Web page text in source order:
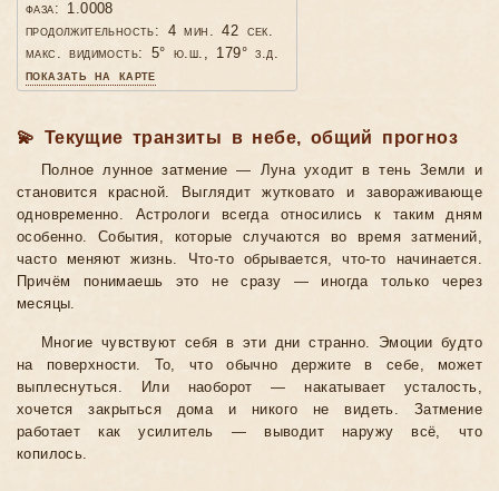
фаза: 1.0008
продолжительность: 4 мин. 42 сек.
макс. видимость: 5° ю.ш., 179° з.д.
показать на карте
💫 Текущие транзиты в небе, общий прогноз
Полное лунное затмение — Луна уходит в тень Земли и
становится красной. Выглядит жутковато и завораживающе
одновременно. Астрологи всегда относились к таким дням
особенно. События, которые случаются во время затмений,
часто меняют жизнь. Что-то обрывается, что-то начинается.
Причём понимаешь это не сразу — иногда только через
месяцы.
Многие чувствуют себя в эти дни странно. Эмоции будто
на поверхности. То, что обычно держите в себе, может
выплеснуться. Или наоборот — накатывает усталость,
хочется закрыться дома и никого не видеть. Затмение
работает как усилитель — выводит наружу всё, что
копилось.